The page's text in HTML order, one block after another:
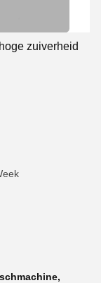
zuiverheid
,